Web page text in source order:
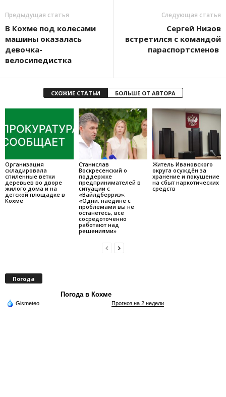
Предыдущая статья
В Кохме под колесами
машины оказалась
девочка-
велосипедистка
Следующая статья
Сергей Низов
встретился с командой
параспортсменов
СХОЖИЕ СТАТЬИ БОЛЬШЕ ОТ АВТОРА
Организация
складировала
спиленные ветки
деревьев во дворе
жилого дома и на
детской площадке в
Кохме
Станислав
Воскресенский о
поддержке
предпринимателей в
ситуации с
«Вайлдберриз»:
«Одни, наедине с
проблемами вы не
останетесь, все
сосредоточенно
работают над
решениями»
Житель Ивановского
округа осуждён за
хранение и покушение
на сбыт наркотических
средств
Погода
Погода в Кохме
Gismeteo Прогноз на 2 недели